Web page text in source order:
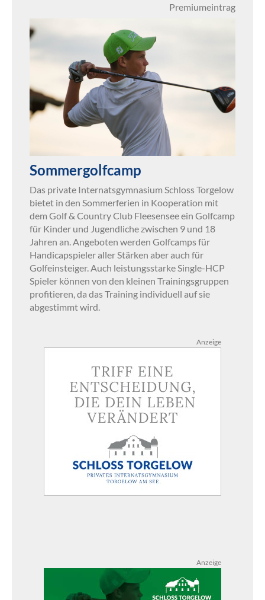
Premiumeintrag
Sommergolfcamp
Das private Internatsgymnasium Schloss Torgelow
bietet in den Sommerferien in Kooperation mit
dem Golf & Country Club Fleesensee ein Golfcamp
für Kinder und Jugendliche zwischen 9 und 18
Jahren an. Angeboten werden Golfcamps für
Handicapspieler aller Stärken aber auch für
Golfeinsteiger. Auch leistungsstarke Single-HCP
Spieler können von den kleinen Trainingsgruppen
profitieren, da das Training individuell auf sie
abgestimmt wird.
Anzeige
Anzeige